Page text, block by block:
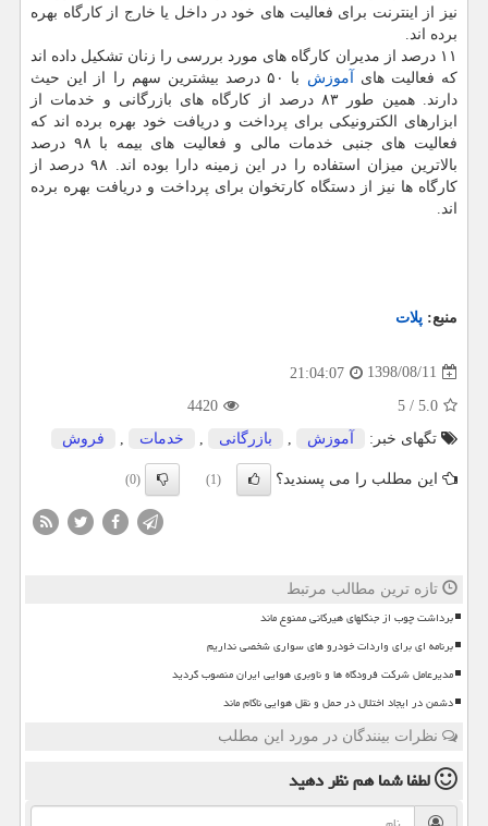
نیز از اینترنت برای فعالیت های خود در داخل یا خارج از كارگاه بهره
برده اند.
۱۱ درصد از مدیران كارگاه های مورد بررسی را زنان تشكیل داده اند
كه فعالیت های
آموزش
با ۵۰ درصد بیشترین سهم را از این حیث
دارند. همین طور ۸۳ درصد از كارگاه های بازرگانی و خدمات از
ابزارهای الكترونیكی برای پرداخت و دریافت خود بهره برده اند كه
فعالیت های جنبی خدمات مالی و فعالیت های بیمه با ۹۸ درصد
بالاترین میزان استفاده را در این زمینه دارا بوده اند. ۹۸ درصد از
كارگاه ها نیز از دستگاه كارتخوان برای پرداخت و دریافت بهره برده
اند.
منبع: پلات
1398/08/11
21:04:07
5.0
/
5
4420
تگهای خبر:
آموزش بازرگانی خدمات فروش
این مطلب را می پسندید؟ (1)
(0)
تازه ترین مطالب مرتبط
برداشت چوب از جنگلهای هیرکانی ممنوع ماند
برنامه ای برای واردات خودرو های سواری شخصی نداریم
مدیرعامل شرکت فرودگاه ها و ناوبری هوایی ایران منصوب گردید
دشمن در ایجاد اختلال در حمل و نقل هوایی ناکام ماند
نظرات بینندگان در مورد این مطلب
لطفا شما همنظر دهید